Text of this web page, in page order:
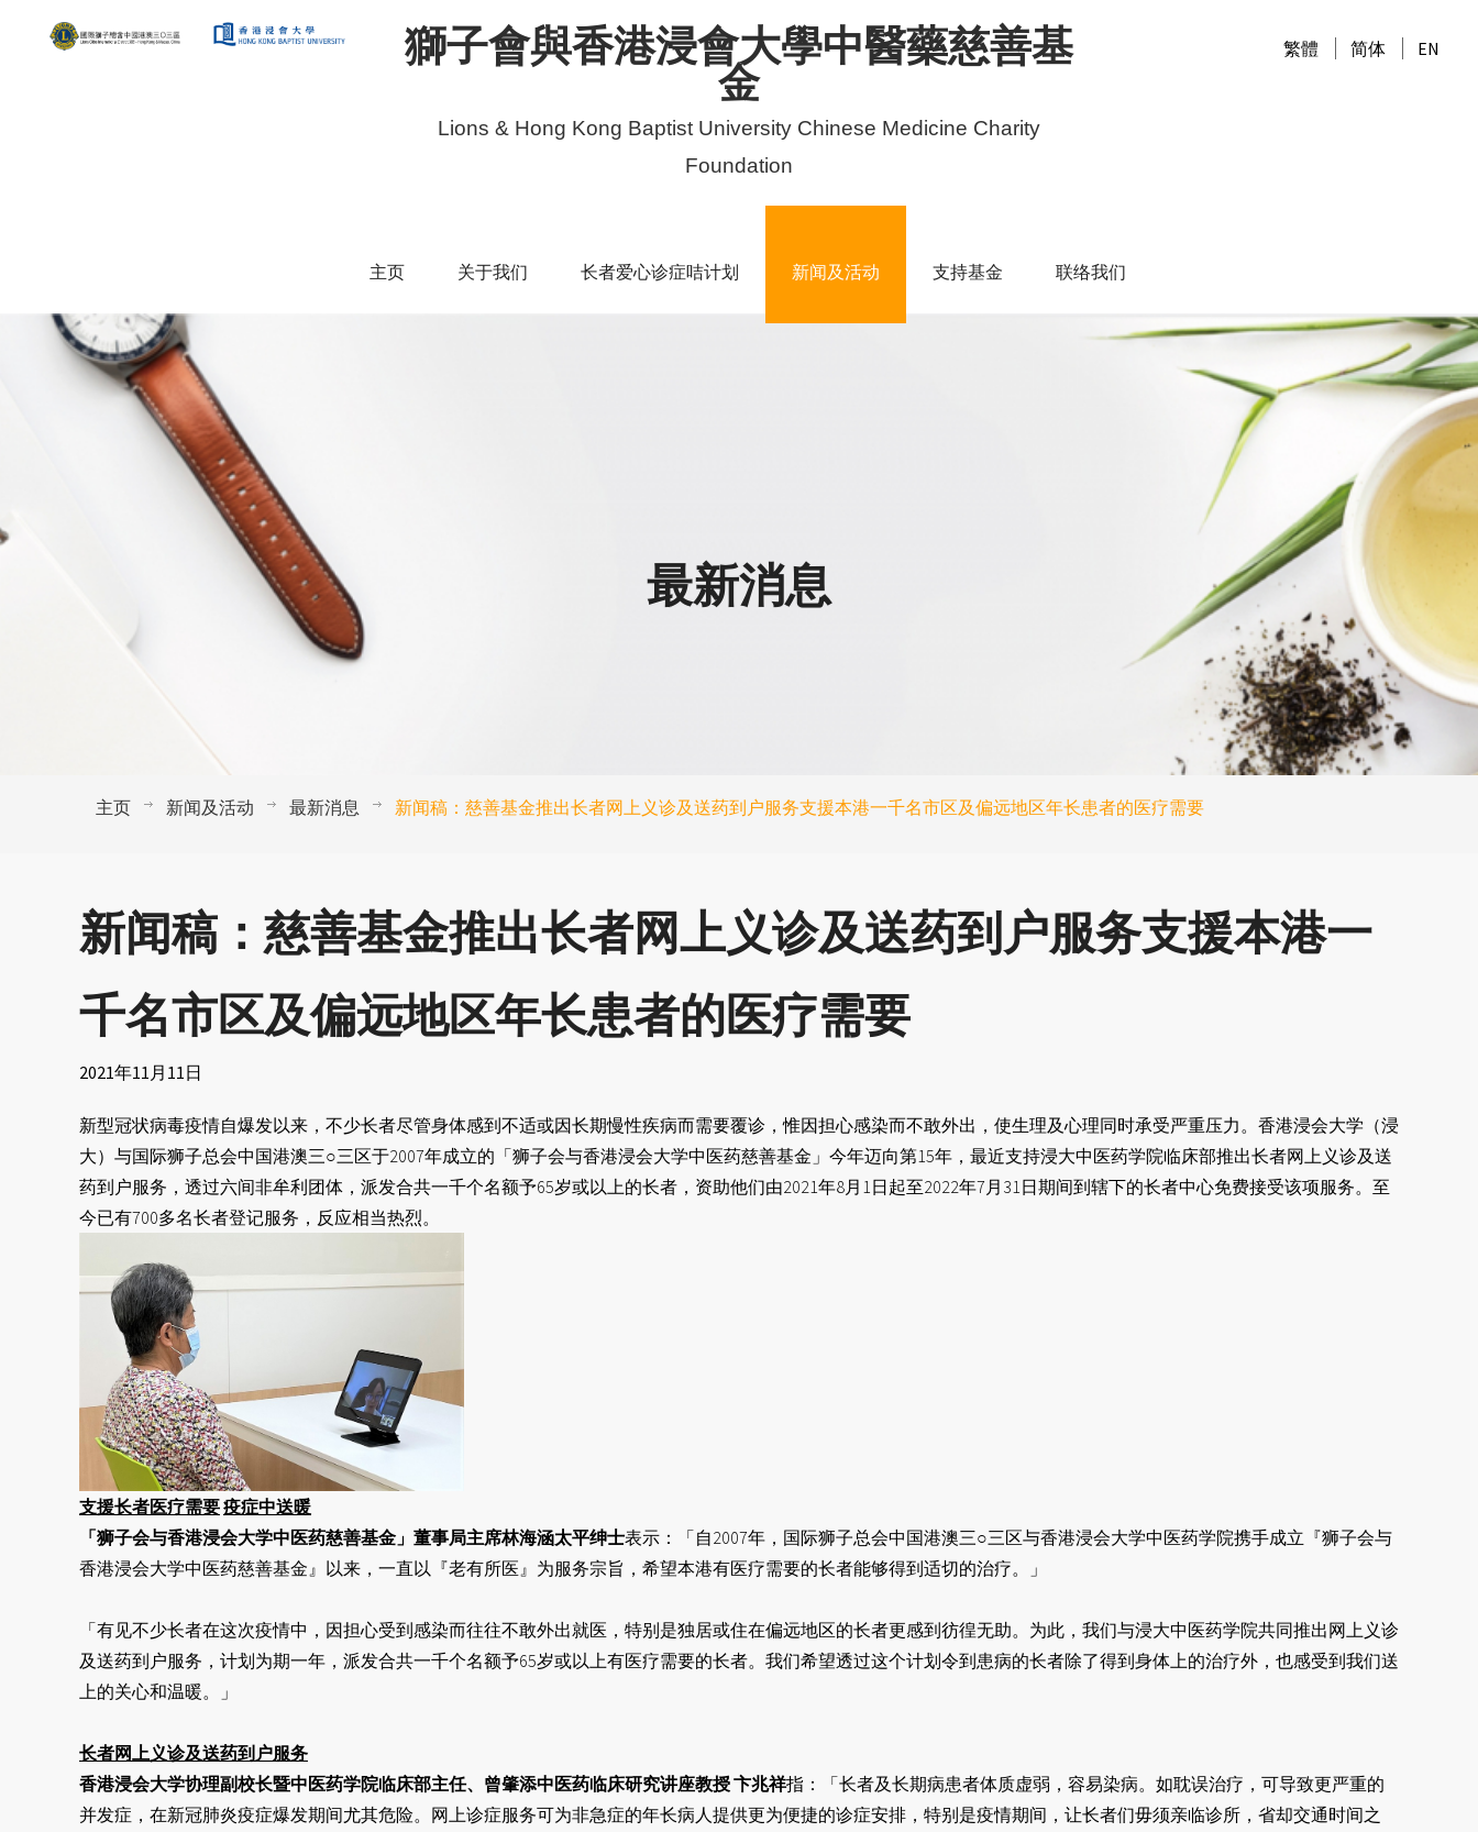
獅子會與香港浸會大學中醫藥慈善基
金
Lions & Hong Kong Baptist University Chinese Medicine Charity
Foundation
繁體 简体 EN
主页 关于我们 长者爱心诊症咭计划 新闻及活动 支持基金 联络我们
最新消息
主页 新闻及活动 最新消息 新闻稿：慈善基金推出长者网上义诊及送药到户服务支援本港一千名市区及偏远地区年长患者的医疗需要
新闻稿：慈善基金推出长者网上义诊及送药到户服务支援本港一
千名市区及偏远地区年长患者的医疗需要
2021年11月11日
新型冠状病毒疫情自爆发以来，不少长者尽管身体感到不适或因长期慢性疾病而需要覆诊，惟因担心感染而不敢外出，使生理及心理同时承受严重压力。香港浸会大学（浸
大）与国际狮子总会中国港澳三○三区于2007年成立的「狮子会与香港浸会大学中医药慈善基金」今年迈向第15年，最近支持浸大中医药学院临床部推出长者网上义诊及送
药到户服务，透过六间非牟利团体，派发合共一千个名额予65岁或以上的长者，资助他们由2021年8月1日起至2022年7月31日期间到辖下的长者中心免费接受该项服务。至
今已有700多名长者登记服务，反应相当热烈。
支援长者医疗需要疫症中送暖
「狮子会与香港浸会大学中医药慈善基金」 董事局主席林海涵太平绅士表示：「自2007年，国际狮子总会中国港澳三○三区与香港浸会大学中医药学院携手成立『狮子会与
香港浸会大学中医药慈善基金』以来，一直以『老有所医』为服务宗旨，希望本港有医疗需要的长者能够得到适切的治疗。」
「有见不少长者在这次疫情中，因担心受到感染而往往不敢外出就医，特别是独居或住在偏远地区的长者更感到彷徨无助。为此，我们与浸大中医药学院共同推出网上义诊
及送药到户服务，计划为期一年，派发合共一千个名额予65岁或以上有医疗需要的长者。我们希望透过这个计划令到患病的长者除了得到身体上的治疗外，也感受到我们送
上的关心和温暖。」
长者网上义诊及送药到户服务
香港浸会大学协理副校长暨中医药学院临床部主任、曾肇添中医药临床研究讲座教授卞兆祥指：「长者及长期病患者体质虚弱，容易染病。如耽误治疗，可导致更严重的
并发症，在新冠肺炎疫症爆发期间尤其危险。网上诊症服务可为非急症的年长病人提供更为便捷的诊症安排，特别是疫情期间，让长者们毋须亲临诊所，省却交通时间之